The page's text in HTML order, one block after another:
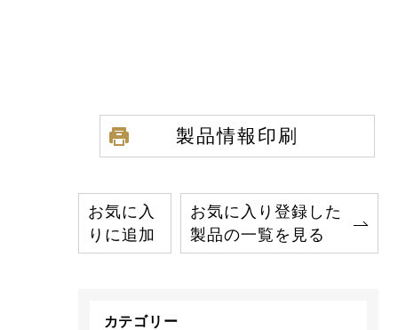
製品情報印刷
お気に入
りに追加
お気に入り登録した
製品の一覧を見る
カテゴリー